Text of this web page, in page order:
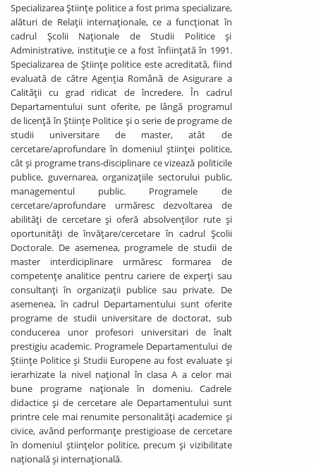
Specializarea Științe politice a fost prima specializare,
alături de Relații internaționale, ce a funcționat în
cadrul Școlii Naționale de Studii Politice și
Administrative, instituție ce a fost înființată în 1991.
Specializarea de Științe politice este acreditată, fiind
evaluată de către Agenția Română de Asigurare a
Calității cu grad ridicat de încredere. În cadrul
Departamentului sunt oferite, pe lângă programul
de licență în Științe Politice și o serie de programe de
studii universitare de master, atât de
cercetare/aprofundare în domeniul științei politice,
cât și programe trans-disciplinare ce vizează politicile
publice, guvernarea, organizațiile sectorului public,
managementul public. Programele de
cercetare/aprofundare urmăresc dezvoltarea de
abilități de cercetare și oferă absolvenților rute și
oportunități de învățare/cercetare în cadrul Școlii
Doctorale. De asemenea, programele de studii de
master interdiciplinare urmăresc formarea de
competențe analitice pentru cariere de experți sau
consultanți în organizații publice sau private. De
asemenea, în cadrul Departamentului sunt oferite
programe de studii universitare de doctorat, sub
conducerea unor profesori universitari de înalt
prestigiu academic. Programele Departamentului de
Științe Politice și Studii Europene au fost evaluate și
ierarhizate la nivel național în clasa A a celor mai
bune programe naționale în domeniu. Cadrele
didactice și de cercetare ale Departamentului sunt
printre cele mai renumite personalități academice și
civice, având performanțe prestigioase de cercetare
în domeniul științelor politice, precum și vizibilitate
națională și internațională.